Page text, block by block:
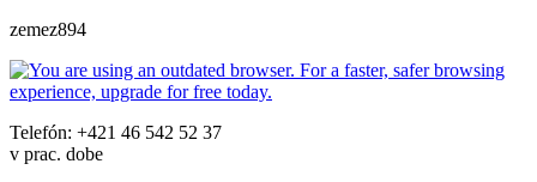
zemez894
Telefón: +421 46 542 52 37
v prac. dobe